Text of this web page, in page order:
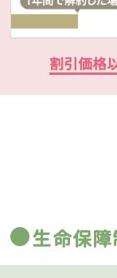
割引価格
生命保